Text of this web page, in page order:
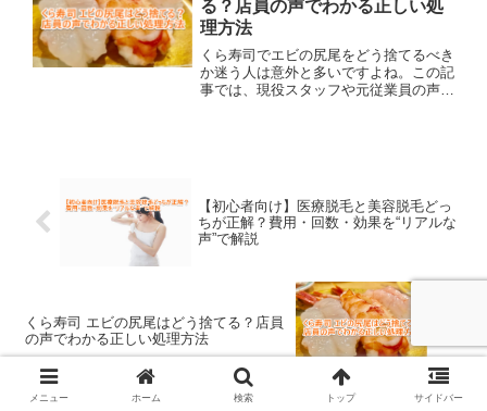
の対処、家庭での環境対策、情報収集な
ど、今日からできる身近な防護策をまと
めました。
る？店員の声でわかる正しい処
理方法
くら寿司でエビの尻尾をどう捨てるべき
か迷う人は意外と多いですよね。この記
事では、現役スタッフや元従業員の声を
【初心者向け】医療脱毛と美容脱毛どっ
ちが正解？費用・回数・効果を“リアルな
声”で解説
くら寿司 エビの尻尾はどう捨てる？店員
の声でわかる正しい処理方法
メニュー ホーム 検索 トップ サイドバー